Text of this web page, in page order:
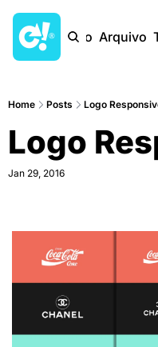
Início Arquivo
Home Posts Logo
Logo
Jan 29, 2016